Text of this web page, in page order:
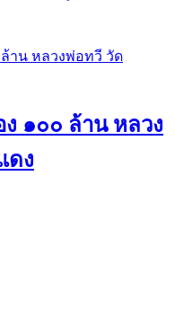
ง ๑๐๐ ล้าน หลวง
ดง